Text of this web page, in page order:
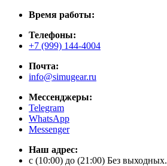
Время работы:
Телефоны:
+7 (999) 144-4004
Почта:
info@simugear.ru
Мессенджеры:
Telegram
WhatsApp
Messenger
Наш адрес:
с (10:00) до (21:00) Без выходных.